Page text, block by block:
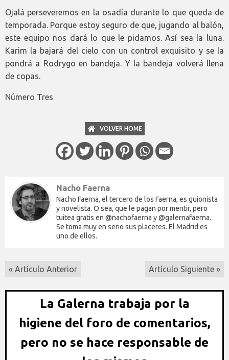
Ojalá perseveremos en la osadía durante lo que queda de
temporada. Porque estoy seguro de que, jugando al balón,
este equipo nos dará lo que le pidamos. Así sea la luna.
Karim la bajará del cielo con un control exquisito y se la
pondrá a Rodrygo en bandeja. Y la bandeja volverá llena
de copas.
Número Tres
VOLVER HOME
Nacho Faerna
Nacho Faerna, el tercero de los Faerna, es guionista
y novelista. O sea, que le pagan por mentir, pero
tuitea gratis en @nachofaerna y @galernafaerna.
Se toma muy en serio sus placeres. El Madrid es
uno de ellos.
« Artículo Anterior Artículo Siguiente »
La Galerna trabaja por la
higiene del foro de comentarios,
pero no se hace responsable de